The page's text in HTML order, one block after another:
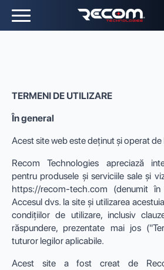
TERMENI DE UTILIZARE
În general
Acest site web este deținut și operat
Recom Technologies apreciază
pentru produsele și serviciile sale și
https://recom-tech.com (denumit
Accesul dvs. la site și utilizarea
condițiilor de utilizare, inclusiv
răspundere, prezentate mai jos
tuturor legilor aplicabile.
Acest site a fost creat de